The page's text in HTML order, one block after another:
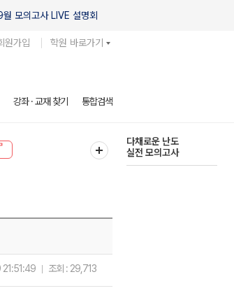
월 모의고사 LIVE 설명회
원가입 학원 바로가기
강좌 · 교재 찾기 통합검색
다채로운 난도
실전 모의고사
조회 : 29,713